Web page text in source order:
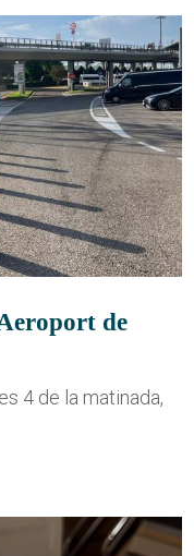
de
4 de la matinada,